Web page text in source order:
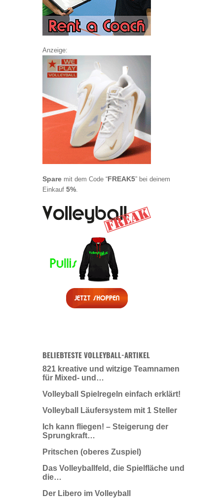
Anzeige:
Spare mit dem Code “FREAK5” bei deinem
Einkauf 5%
BELIEBTESTE VOLLEYBALL-ARTIKEL
821 kreative und witzige Teamnamen
für Mixed- und…
Volleyball Spielregeln einfach erklärt!
Volleyball Läufersystem mit 1 Steller
Ich kann fliegen! – Steigerung der
Sprungkraft…
Pritschen (oberes Zuspiel)
Das Volleyballfeld, die Spielfläche und
die…
Der Libero im Volleyball